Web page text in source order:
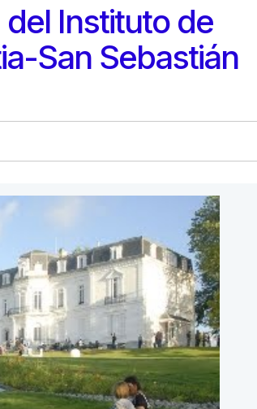
Instituto de
San Sebastián